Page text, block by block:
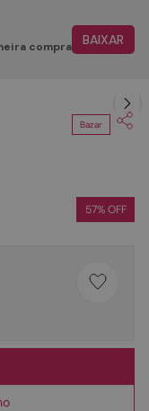
compra BAIXAR
Bazar
57% OFF